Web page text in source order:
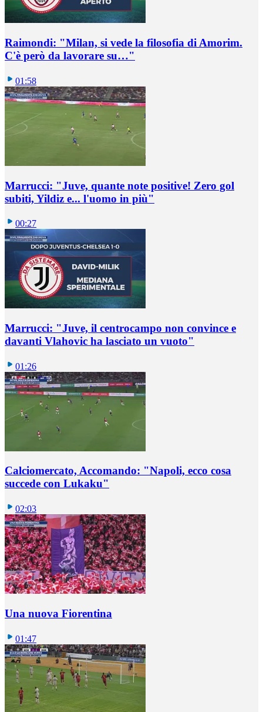
Raimondi: "Milan, si vede la filosofia di Amorim.
C'è però da lavorare su…"
01:58
Marrucci: "Juve, quante note positive! Zero gol
subiti, Yildiz e... l'uomo in più"
00:27
Marrucci: "Juve, il centrocampo non convince e
davanti Vlahovic ha lasciato un vuoto"
01:26
Calciomercato, Accomando: "Napoli, ecco cosa
succede con Lukaku"
02:03
Una nuova Fiorentina
01:47